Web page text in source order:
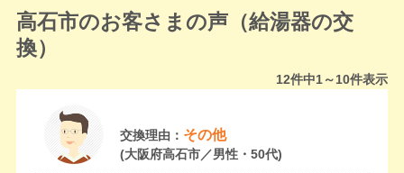
高石市のお客さまの声（給湯器の交
換）
12件中1～10件表示
交換理由： その他
(大阪府高石市／男性・50代)